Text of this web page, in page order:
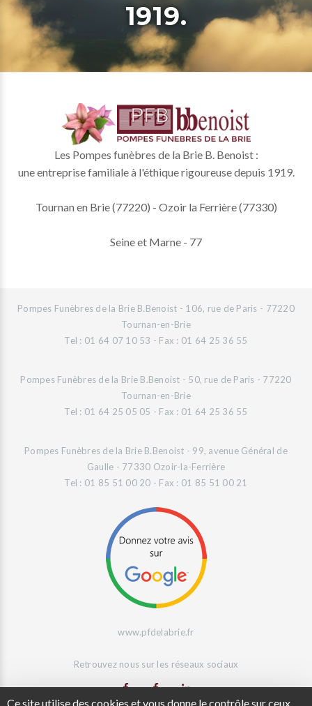
Ce site utilise des cookies et vous donne le contrôle sur ceux
1919.
Les Pompes funèbres de la Brie B. Benoist :
une entreprise familiale à l'éthique rigoureuse depuis 1919.
Tournan en Brie (77220) - Ozoir la Ferrière (77330)
Seine et Marne - 77
Pompes Funèbres de la Brie B.Benoist - 106, rue de Paris - 77220
Tournan-en-Brie
Tel : 01 64 07 10 53 - Fax : 01 64 25 36 55
Pompes Funèbres de la Brie B.Benoist - 50, rue de Paris - 77220
Tournan-en-Brie
Tel : 01 64 25 05 05 - Fax : 01 64 25 36 55
Pompes Funèbres de la Brie B.Benoist - 99, avenue Général de
Gaulle - 77330 Ozoir-la-Ferrière
Tel : 01 85 51 00 20 - Fax : 01 85 51 00 21
www.pfdelabrie.fr
Retrouvez nous sur les réseaux sociaux